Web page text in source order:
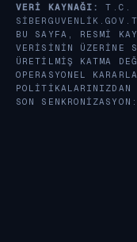
VERI KAYNAĞI:
T.C.
BU SAYFA, RESMI
VERISININ ÜZERINE
ÜRETILMIŞ KATMA
OPERASYONEL
POLITIKALARINIZDAN
SON